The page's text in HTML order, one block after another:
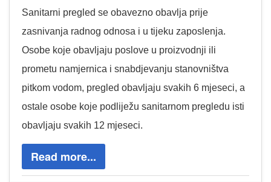
Sanitarni pregled se obavezno obavlja prije
zasnivanja radnog odnosa i u tijeku zaposlenja.
Osobe koje obavljaju poslove u proizvodnji ili
prometu namjernica i snabdjevanju stanovništva
pitkom vodom, pregled obavljaju svakih 6 mjeseci, a
ostale osobe koje podliježu sanitarnom pregledu isti
obavljaju svakih 12 mjeseci.
Read more...